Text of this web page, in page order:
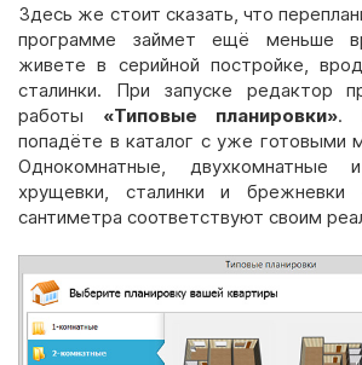
Здесь же стоит сказать, что
программе займет ещё меньше
живете в серийной постройке,
сталинки. При запуске редактор
работы «Типовые планировки».
попадёте в каталог с уже готовыми
Однокомнатные, двухкомнатные
хрущевки, сталинки и
сантиметра соответствуют своим